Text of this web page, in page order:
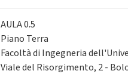
AULA 0.5
Piano Terra
Facoltà di Ingegneria
Viale del Risorgimento, 2 -